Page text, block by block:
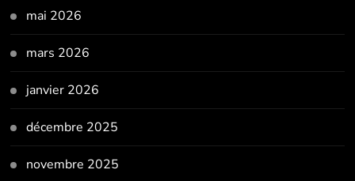
mai 2026
mars 2026
janvier 2026
décembre 2025
novembre 2025